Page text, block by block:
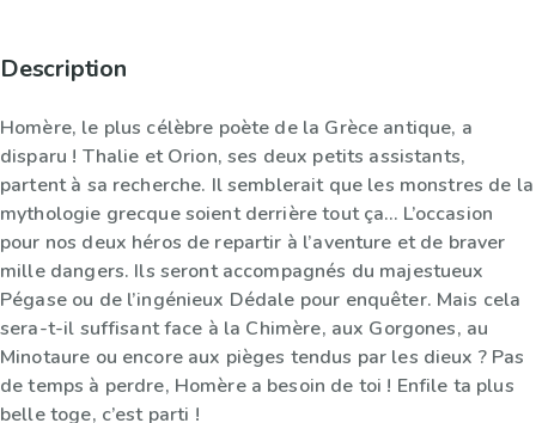
Description
Homère, le plus célèbre poète de la Grèce antique, a
disparu ! Thalie et Orion, ses deux petits assistants,
partent à sa recherche. Il semblerait que les monstres de la
mythologie grecque soient derrière tout ça… L’occasion
pour nos deux héros de repartir à l’aventure et de braver
mille dangers. Ils seront accompagnés du majestueux
Pégase ou de l’ingénieux Dédale pour enquêter. Mais cela
sera-t-il suffisant face à la Chimère, aux Gorgones, au
Minotaure ou encore aux pièges tendus par les dieux ? Pas
de temps à perdre, Homère a besoin de toi ! Enfile ta plus
belle toge, c’est parti !